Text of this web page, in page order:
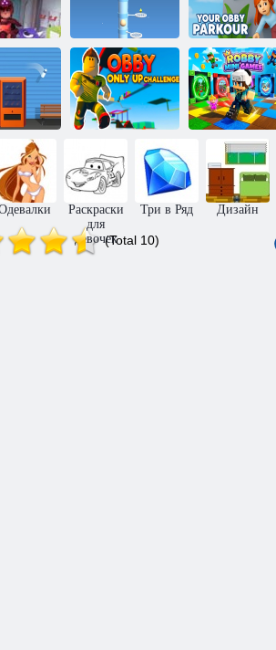
Яйцо вверх
Ваш Обби-
Паркур
Обби:
испытание
только вверх
Мини-игры
Робби
Раскраски
для
девочек
Три в Ряд Дизайн
(Total 10)